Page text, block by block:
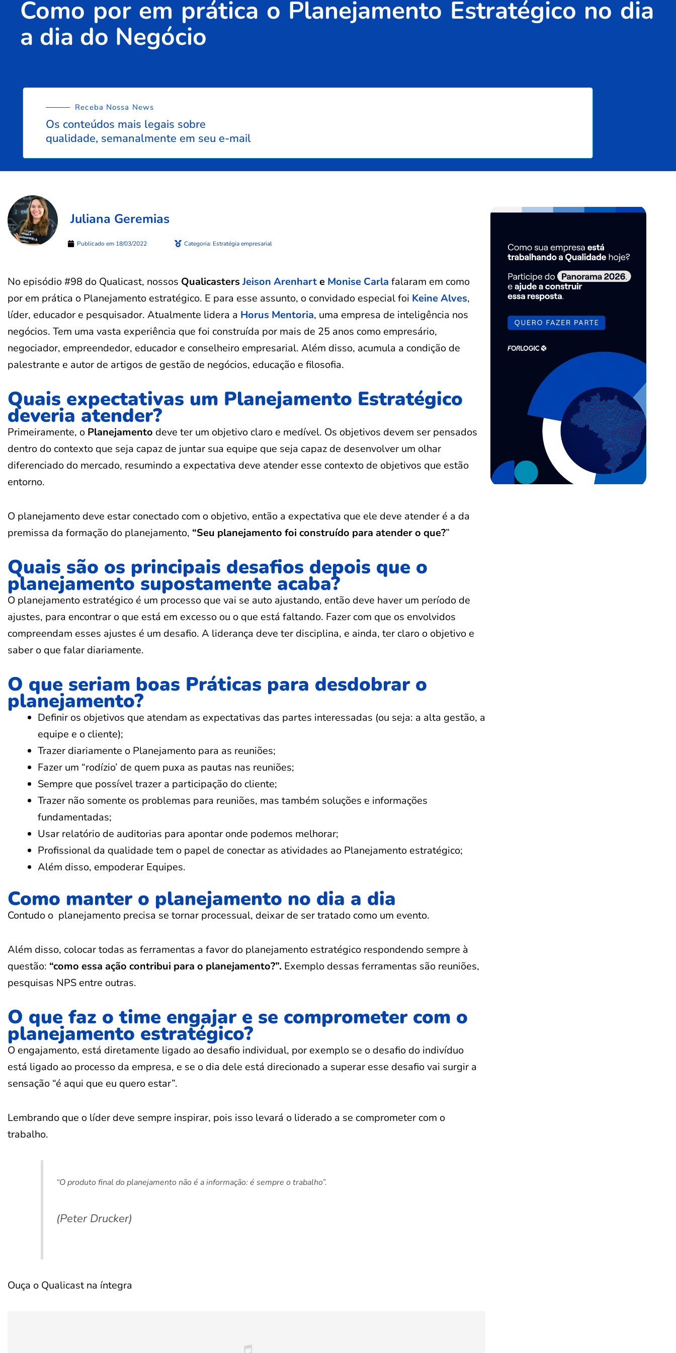
Como por em prática o Planejamento Estratégico no dia
a dia do Negócio
Receba Nossa News
Os conteúdos mais legais sobre
qualidade, semanalmente em seu e-mail
Juliana Geremias
Publicado em 18/03/2022 Categoria: Estratégia empresarial
No episódio #98 do Qualicast, nossos QualicastersJeison Arenharte Monise Carla falaram em como
por em prática o Planejamento estratégico. E para esse assunto, o convidado especial foi Keine Alves,
líder, educador e pesquisador. Atualmente lidera a Horus Mentoria, uma empresa de inteligência nos
negócios. Tem uma vasta experiência que foi construída por mais de 25 anos como empresário,
negociador, empreendedor, educador e conselheiro empresarial. Além disso, acumula a condição de
palestrante e autor de artigos de gestão de negócios, educação e filosofia.
Quais expectativas um Planejamento Estratégico
deveria atender?
Primeiramente, o Planejamento deve ter um objetivo claro e medível. Os objetivos devem ser pensados
dentro do contexto que seja capaz de juntar sua equipe que seja capaz de desenvolver um olhar
diferenciado do mercado, resumindo a expectativa deve atender esse contexto de objetivos que estão
entorno.
O planejamento deve estar conectado com o objetivo, então a expectativa que ele deve atender é a da
premissa da formação do planejamento, “Seu planejamento foi construído para atender o que?”
Quais são os principais desafios depois que o
planejamento supostamente acaba?
O planejamento estratégico é um processo que vai se auto ajustando, então deve haver um período de
ajustes, para encontrar o que está em excesso ou o que está faltando. Fazer com que os envolvidos
compreendam esses ajustes é um desafio. A liderança deve ter disciplina, e ainda, ter claro o objetivo e
saber o que falar diariamente.
O que seriam boas Práticas para desdobrar o
planejamento?
Definir os objetivos que atendam as expectativas das partes interessadas (ou seja: a alta gestão, a
equipe e o cliente);
Trazer diariamente o Planejamento para as reuniões;
Fazer um “rodízio’ de quem puxa as pautas nas reuniões;
Sempre que possível trazer a participação do cliente;
Trazer não somente os problemas para reuniões, mas também soluções e informações
fundamentadas;
Usar relatório de auditorias para apontar onde podemos melhorar;
Profissional da qualidade tem o papel de conectar as atividades ao Planejamento estratégico;
Além disso, empoderar Equipes.
Como manter o planejamento no dia a dia
Contudo o planejamento precisa se tornar processual, deixar de ser tratado como um evento.
Além disso, colocar todas as ferramentas a favor do planejamento estratégico respondendo sempre à
questão: “como essa ação contribui para o planejamento?”. Exemplo dessas ferramentas são reuniões,
pesquisas NPS entre outras.
O que faz o time engajar e se comprometer com o
planejamento estratégico?
O engajamento, está diretamente ligado ao desafio individual, por exemplo se o desafio do indivíduo
está ligado ao processo da empresa, e se o dia dele está direcionado a superar esse desafio vai surgir a
sensação “é aqui que eu quero estar”.
Lembrando que o líder deve sempre inspirar, pois isso levará o liderado a se comprometer com o
trabalho.
“O produto final do planejamento não é a informação: é sempre o trabalho”.
(Peter Drucker)
Ouça o Qualicast na íntegra